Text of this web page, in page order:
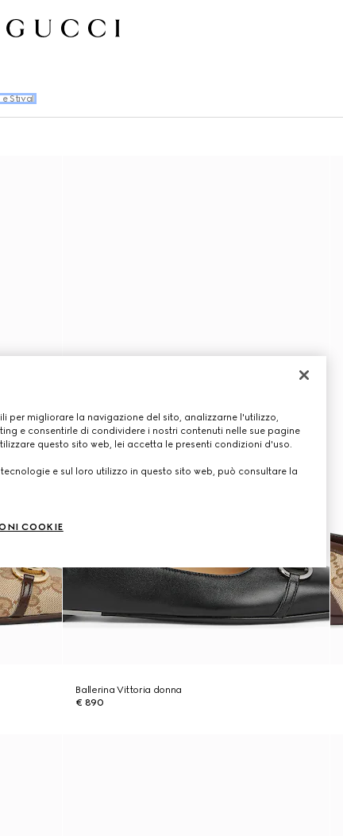
Stivali
Ballerina Vittoria donna
€ 890
per migliorare la navigazione del sito, analizzarne l'utilizzo,
e consentirle di condividere i nostri contenuti nelle sue pagine
questo sito web, lei accetta le presenti condizioni d'uso.
e sul loro utilizzo in questo sito web, può consultare la
COOKIE